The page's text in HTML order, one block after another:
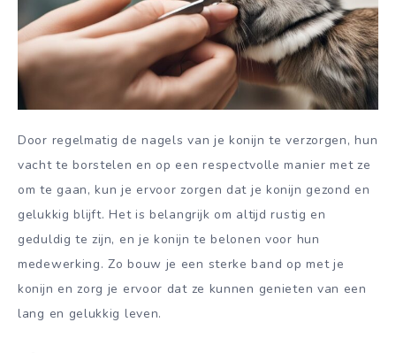
Door regelmatig de nagels van je konijn te verzorgen, hun
vacht te borstelen en op een respectvolle manier met ze
om te gaan, kun je ervoor zorgen dat je konijn gezond en
gelukkig blijft. Het is belangrijk om altijd rustig en
geduldig te zijn, en je konijn te belonen voor hun
medewerking. Zo bouw je een sterke band op met je
konijn en zorg je ervoor dat ze kunnen genieten van een
lang en gelukkig leven.